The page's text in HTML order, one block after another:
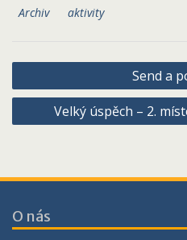
Archiv aktivity
Navigace
pro
příspěvek
Send a
Velký úspěch – 2.
O nás